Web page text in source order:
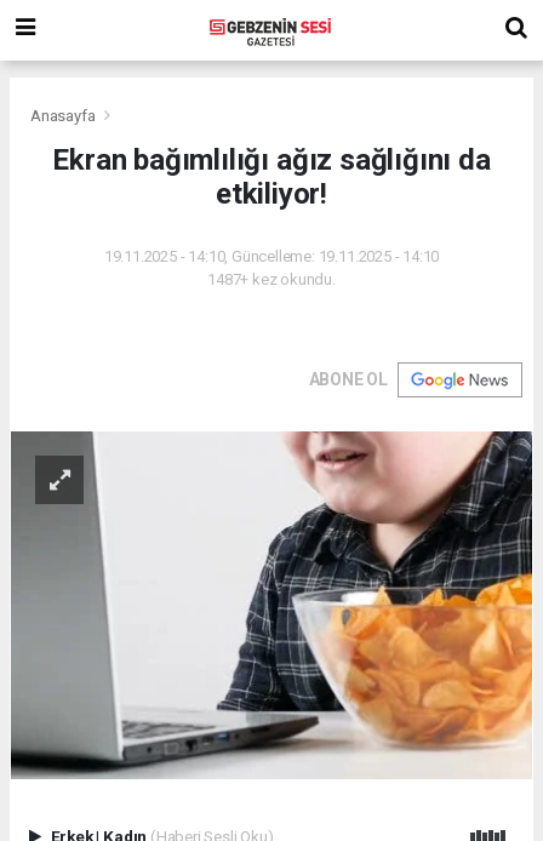
Anasayfa
Ekran bağımlılığı ağız sağlığını da
etkiliyor!
19.11.2025 - 14:10, Güncelleme: 19.11.2025 - 14:10
1487+ kez okundu.
ABONE OL
Erkek| Kadın (Haberi Sesli Oku)